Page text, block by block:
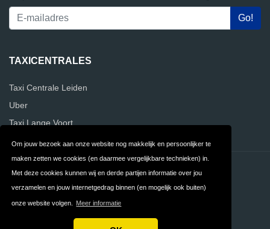
Om jouw bezoek aan onze website nog makkelijk en persoonlijker te
maken zetten we cookies (en daarmee vergelijkbare technieken) in.
Met deze cookies kunnen wij en derde partijen informatie over jou
verzamelen en jouw internetgedrag binnen (en mogelijk ook buiten)
onze website volgen. Meer informatie
TAXICENTRALES
Taxi Centrale Leiden
Uber
Taxi Lange Voort
Contact Privacy
Algemene FAQ